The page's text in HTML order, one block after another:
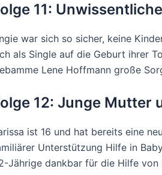
11:
war sich so sicher, keine
als Single auf die Geburt ihrer
Lene Hoffmann große
12: Junge Mutter
ist 16 und hat bereits eine
Unterstützung Hilfe in
Jährige dankbar für die Hilfe von